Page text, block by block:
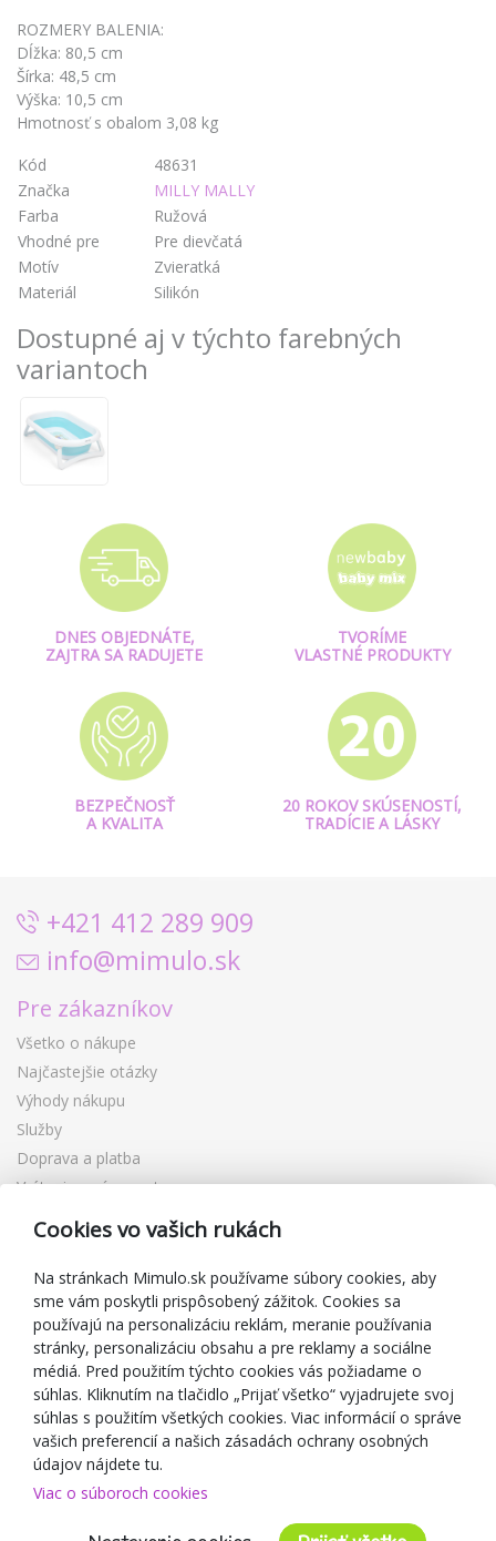
ROZMERY BALENIA:
Dĺžka: 80,5 cm
Šírka: 48,5 cm
Výška: 10,5 cm
Hmotnosť s obalom 3,08 kg
Kód
48631
Značka
MILLY MALLY
Farba
Ružová
Vhodné pre
Pre dievčatá
Motív
Zvieratká
Materiál
Silikón
Dostupné aj v týchto farebných
variantoch
DNES OBJEDNÁTE,
ZAJTRA SA RADUJETE
TVORÍME
VLASTNÉ PRODUKTY
BEZPEČNOSŤ
A KVALITA
20 ROKOV SKÚSENOSTÍ,
TRADÍCIE A LÁSKY
+421 412 289 909
info@mimulo.sk
Pre zákazníkov
Všetko o nákupe
Najčastejšie otázky
Výhody nákupu
Služby
Doprava a platba
Vrátenie a výmena tovaru
Reklamácia
Darčekové poukážky
Zľavové kupóny
Blog
O predajcovi
Mimulo.sk
Obchodné podmienky
Ochrana osobných údajov GDPR
Kontakty
Spolupracujeme
Cookies vo vašich rukách
Na stránkach Mimulo.sk používame súbory cookies, aby
sme vám poskytli prispôsobený zážitok. Cookies sa
používajú na personalizáciu reklám, meranie používania
stránky, personalizáciu obsahu a pre reklamy a sociálne
médiá. Pred použitím týchto cookies vás požiadame o
súhlas. Kliknutím na tlačidlo „Prijať všetko“ vyjadrujete svoj
súhlas s použitím všetkých cookies. Viac informácií o správe
vašich preferencií a našich zásadách ochrany osobných
údajov nájdete tu.
Viac o súboroch cookies